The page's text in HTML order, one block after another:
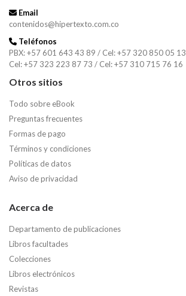
Email
contenidos@hipertexto.com.co
Teléfonos
PBX: +57 601 643 43 89 / Cel: +57 320 850 05 13
Cel: +57 323 223 87 73 / Cel: +57 310 715 76 16
Otros sitios
Todo sobre eBook
Preguntas frecuentes
Formas de pago
Términos y condiciones
Políticas de datos
Aviso de privacidad
Acerca de
Departamento de publicaciones
Libros facultades
Colecciones
Libros electrónicos
Revistas